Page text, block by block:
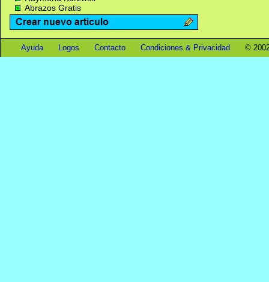
Abrazos Gratis
Ayuda Logos Contacto Condiciones & Privacidad ©